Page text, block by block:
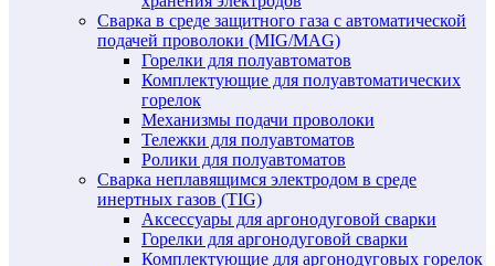
Сварка в среде защитного газа с автоматической
подачей проволоки (MIG/MAG)
Горелки для полуавтоматов
Комплектующие для полуавтоматических
горелок
Механизмы подачи проволоки
Тележки для полуавтоматов
Ролики для полуавтоматов
Сварка неплавящимся электродом в среде
инертных газов (TIG)
Аксессуары для аргонодуговой сварки
Горелки для аргонодуговой сварки
Комплектующие для аргонодуговых горелок